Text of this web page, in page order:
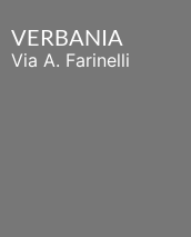
VERBANIA
Via A. Farinelli